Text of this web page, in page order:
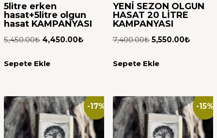
5litre erken
hasat+5litre olgun
hasat KAMPANYASI
5,450.00₺ 4,450.00₺
Sepete Ekle
YENİ SEZON OLGUN
HASAT 20 LİTRE
KAMPANYASI
7,400.00₺ 5,550.00₺
Sepete Ekle
-17% -15%